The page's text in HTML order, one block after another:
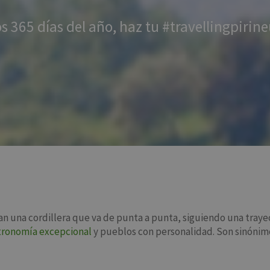
365 días del año, haz tu
una cordillera que va de punta a punta, siguiendo una
excepcionaly pueblos con personalidad. Son